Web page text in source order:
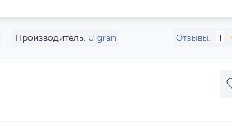
Производитель: Ulgran Отзывы: 1